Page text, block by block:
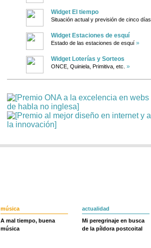
Widget El tiempo
Situación actual y previsión de cinco días
Widget Estaciones de esquí
Estado de las estaciones de esquí »
Widget Loterías y Sorteos
ONCE, Quiniela, Primitiva, etc. »
música
A mal tiempo, buena
música
actualidad
Mi peregrinaje en busca
de la píldora postcoital